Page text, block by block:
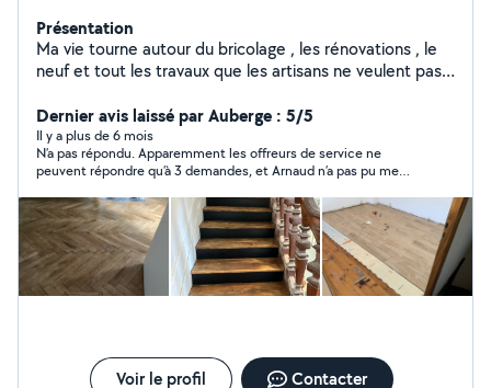
Présentation
Ma vie tourne autour du bricolage , les rénovations , le
neuf et tout les travaux que les artisans ne veulent pas
Dernier avis laissé par Auberge : 5/5
Il y a plus de 6 mois
N’a pas répondu. Apparemment les offreurs de service ne
peuvent répondre qu’à 3 demandes, et Arnaud n’a pas pu me
Voir le profil Contacter